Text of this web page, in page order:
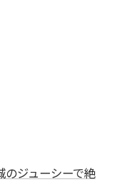
のジューシーで絶